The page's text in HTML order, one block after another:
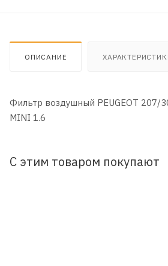
ОПИСАНИЕ
Фильтр воздушный PEUGEOT 207/
MINI 1.6
С этим товаром покупают